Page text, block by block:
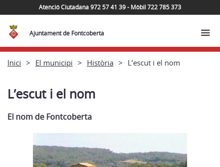
Atenció Ciutadana 972 57 41 39 - Mòbil 722 785 373
Ajuntament de Fontcoberta
Inici El municipi Història L’escut i el nom
L’escut i el nom
El nom de Fontcoberta